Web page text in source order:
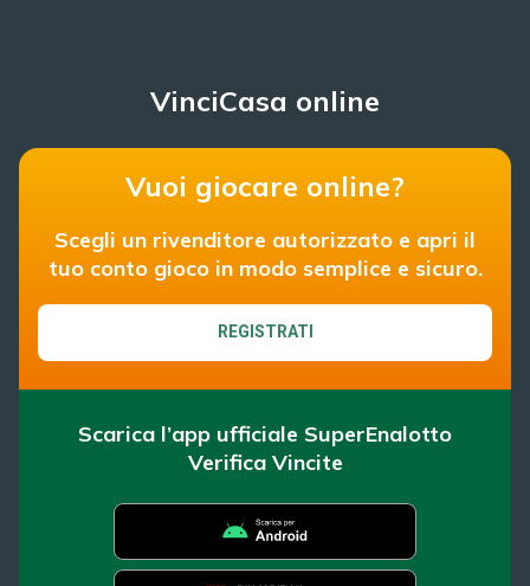
VinciCasa online
Vuoi giocare online?
Scegli un rivenditore autorizzato e apri il
tuo conto gioco in modo semplice e sicuro.
REGISTRATI
Scarica l’app ufficiale SuperEnalotto
Verifica Vincite